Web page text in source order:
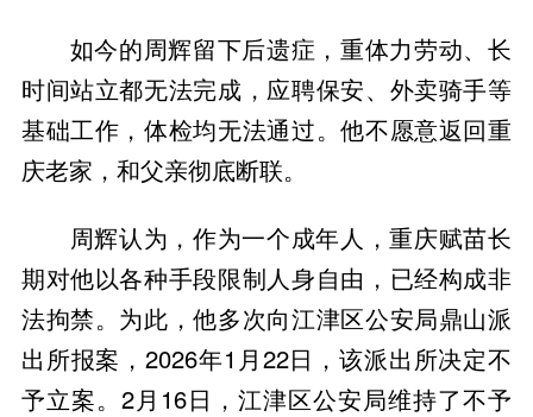
如今的周辉留下后遗症，重体力劳动、长
时间站立都无法完成，应聘保安、外卖骑手等
基础工作，体检均无法通过。他不愿意返回重
庆老家，和父亲彻底断联。
周辉认为，作为一个成年人，重庆赋苗长
期对他以各种手段限制人身自由，已经构成非
法拘禁。为此，他多次向江津区公安局鼎山派
出所报案，2026年1月22日，该派出所决定不
予立案。2月16日，江津区公安局维持了不予